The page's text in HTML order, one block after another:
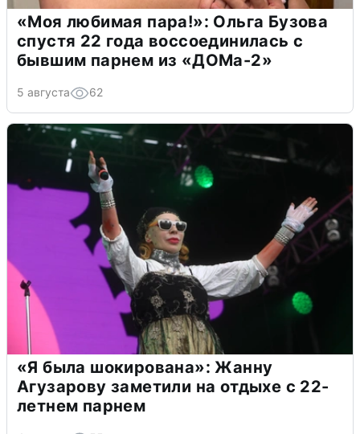
«Моя любимая пара!»: Ольга Бузова
спустя 22 года воссоединилась с
бывшим парнем из «ДОМа-2»
5 августа 62
«Я была шокирована»: Жанну
Агузарову заметили на отдыхе с 22-
летнем парнем